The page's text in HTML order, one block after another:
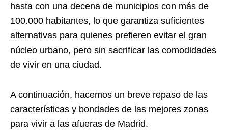
hasta con una decena de municipios con más de
100.000 habitantes, lo que garantiza suficientes
alternativas para quienes prefieren evitar el gran
núcleo urbano, pero sin sacrificar las comodidades
de vivir en una ciudad.
A continuación, hacemos un breve repaso de las
características y bondades de las mejores zonas
para vivir a las afueras de Madrid.